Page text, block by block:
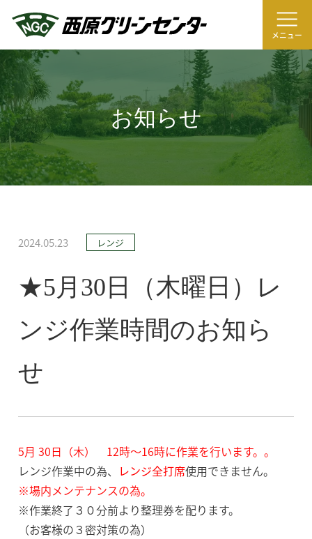
メニュー
お知らせ
2024.05.23 レンジ
★5月30日（木曜日）レ
ンジ作業時間のお知ら
せ
5月 30日（木） 12時～16時に作業を行います。。
レンジ作業中の為、
レンジ全打席使用できません。
※場内メンテナンスの為。
※作業終了３０分前より整理券を配ります。
（お客様の３密対策の為）